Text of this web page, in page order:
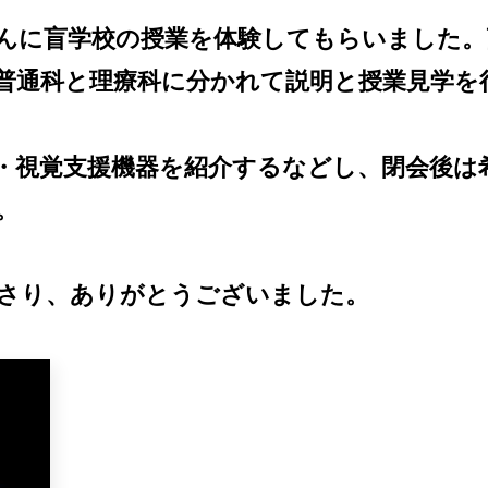
盲学校の授業を体験してもらいました
通科と理療科に分かれて説明と授業見学
覚支援機器を紹介するなどし、閉会後は
り、ありがとうございました。